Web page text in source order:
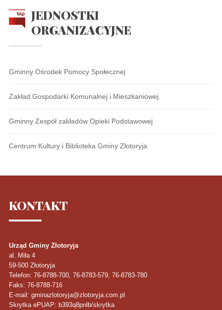
JEDNOSTKI
ORGANIZACYJNE
Gminny Ośrodek Pomocy Społecznej
Zakład Gospodarki Komunalnej i Mieszkaniowej
Gminny Zespół zakładów Opieki Podstawowej
Centrum Kultury i Biblioteka Gminy Złotoryja
KONTAKT
Urząd Gminy Złotoryja
al. Miła 4
59-500 Złotoryja
Telefon: 76-8788-700, 76-8783-579, 76-8783-780
Faks: 76-8788-716
E-mail: gminazlotoryja@zlotoryja.com.pl
Skrytka ePUAP: b393q8pnlb/skrytka